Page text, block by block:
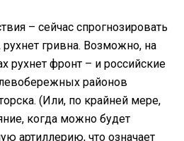
– сейчас спрогнозировать
гривна. Возможно, на
рухнет фронт – и российские
районов
(Или, по крайней мере,
когда можно будет
артиллерию, что означает